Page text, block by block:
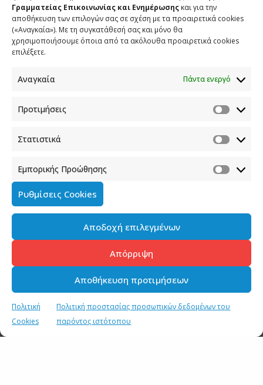
Γραμματείας Επικοινωνίας και Ενημέρωσης και για την
αποθήκευση των επιλογών σας σε σχέση με τα προαιρετικά cookies
(«Αναγκαία»). Με τη συγκατάθεσή σας και μόνο θα
χρησιμοποιήσουμε όποια από τα ακόλουθα προαιρετικά cookies
επιλέξετε.
Αναγκαία Πάντα ενεργό
Προτιμήσεις
Στατιστικά
Εμπορικής Προώθησης
Ρυθμίσεις Cookies
Αποδοχή επιλεγμένων
Απόρριψη
Αποθήκευση προτιμήσεων
Πολιτική
Cookies
Πολιτική προστασίας προσωπικών δεδομένων του
παρόντος ιστότοπου